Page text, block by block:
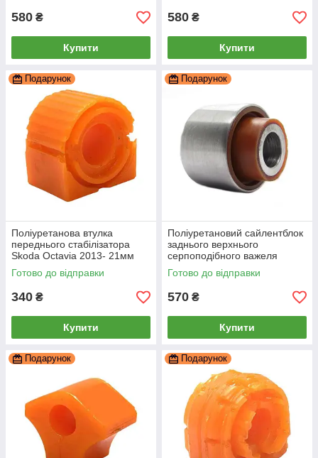
580 ₴
Купити
580 ₴
Купити
Подарунок
Поліуретанова втулка
переднього стабілізатора
Skoda Octavia 2013- 21мм
ПІД вироблення, PP-0143P
Готово до відправки
340 ₴
Купити
Подарунок
Поліуретановий сайлентблок
заднього верхнього
серпоподібного важеля
зовнішній Skoda Octavia
2013-, PP-0165
Готово до відправки
570 ₴
Купити
Подарунок Подарунок